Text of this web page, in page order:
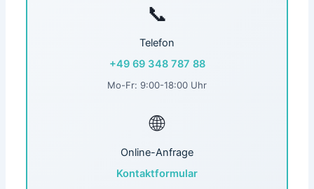
📞
Telefon
+49 69 348 787 88
Mo-Fr: 9:00-18:00 Uhr
🌐
Online-Anfrage
Kontaktformular